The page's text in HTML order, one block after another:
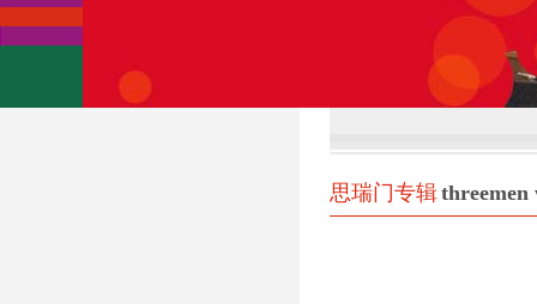
思瑞门专辑threemen